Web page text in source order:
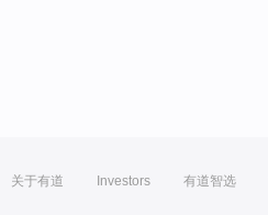
关于有道 Investors 有道智选